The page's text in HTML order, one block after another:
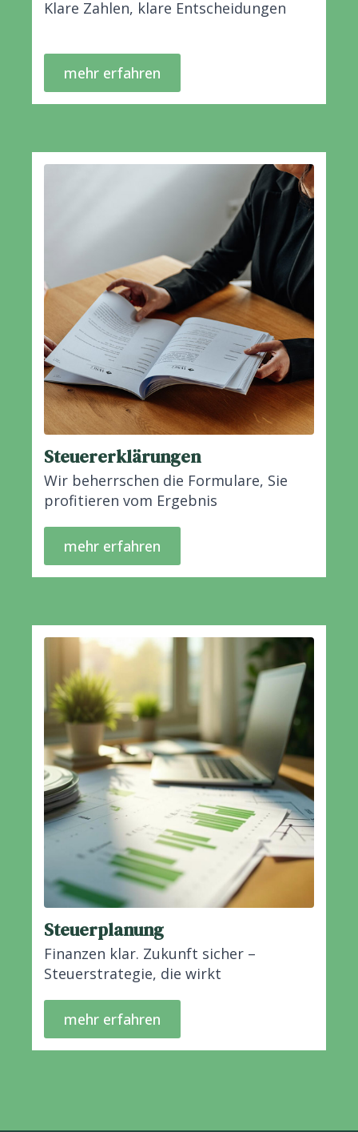
Klare Zahlen, klare Entscheidungen
mehr erfahren
Steuererklärungen
Wir beherrschen die Formulare, Sie
profitieren vom Ergebnis
mehr erfahren
Steuerplanung
Finanzen klar. Zukunft sicher –
Steuerstrategie, die wirkt
mehr erfahren